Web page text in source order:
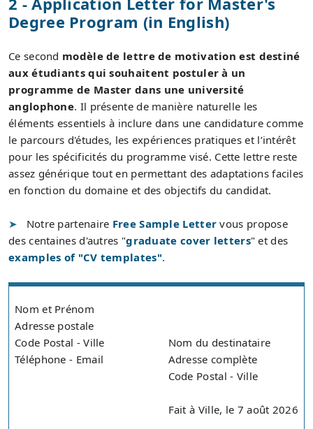
Degree Program (in English)
Ce second modèle de lettre de motivation est destiné
aux étudiants qui souhaitent postuler à un
programme de Master dans une université
anglophone. Il présente de manière naturelle les
éléments essentiels à inclure dans une candidature comme
le parcours d'études, les expériences pratiques et l’intérêt
pour les spécificités du programme visé. Cette lettre reste
assez générique tout en permettant des adaptations faciles
en fonction du domaine et des objectifs du candidat.
Notre partenaire Free Sample Letter vous propose
des centaines d'autres "graduate cover letters" et des
examples of "CV templates".
Nom et Prénom
Adresse postale
Code Postal - Ville
Téléphone - Email
Nom du destinataire
Adresse complète
Code Postal - Ville
Fait à Ville, le 7 août 2026